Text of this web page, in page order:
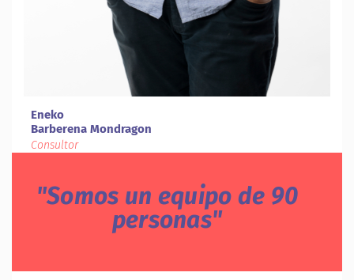
Eneko
Barberena Mondragon
Consultor
Somos un equipo de 90
personas